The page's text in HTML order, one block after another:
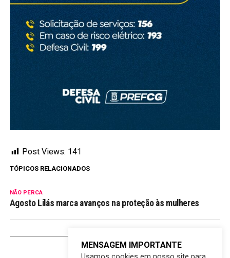
Post Views: 141
TÓPICOS RELACIONADOS
NÃO PERCA
Agosto Lilás marca avanços na proteção às mulheres
MENSAGEM IMPORTANTE